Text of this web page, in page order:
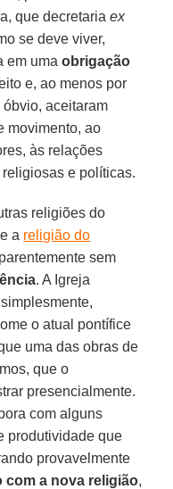
que decretariaex
se deve viver,
em umaobrigação
e, ao menos por
aceitaram
movimento, ao
às relações
e políticas.
religiões do
e a religião do
sem
. A Igreja
o atual pontífice
uma das obras de
que o
presencialmente.
com alguns
produtividade que
provavelmente
com a nova religião,